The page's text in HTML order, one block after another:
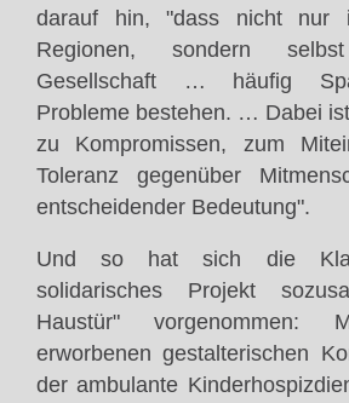
darauf hin, "dass nicht nur
Regionen, sondern
Gesellschaft … häufig
Probleme bestehen. … Dabei
zu Kompromissen, zum
Toleranz gegenüber
entscheidender Bedeutung".
Und so hat sich die
solidarisches Projekt
Haustür"
erworbenen gestalterischen
der ambulante